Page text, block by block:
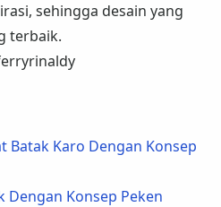
sehingga desain yang
terbaik.
Batak Karo Dengan Konsep
Dengan Konsep Peken